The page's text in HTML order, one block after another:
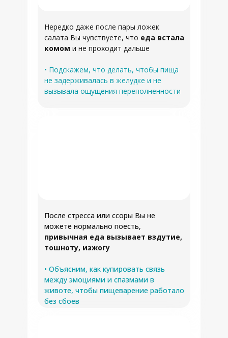
Нередко даже после пары ложек
салата Вы чувствуете, что еда встала
комом и не проходит дальше
• Подскажем, что делать, чтобы пища
не задерживалась в желудке и не
вызывала ощущения переполненности
После стресса или ссоры Вы не
можете нормально поесть,
привычная еда вызывает вздутие,
тошноту, изжогу
• Объясним, как купировать связь
между эмоциями и спазмами в
животе, чтобы пищеварение работало
без сбоев